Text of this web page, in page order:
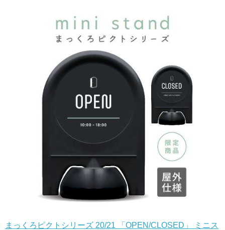
まっくろピクトシリーズ 20/21 「OPEN/CLOSED」 ミニス